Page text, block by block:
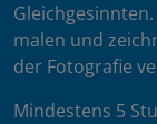
malen und
der Fotografie
Mindestens 5